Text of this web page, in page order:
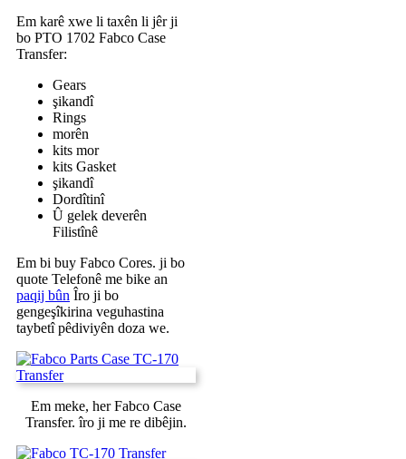
Em karê xwe li taxên li jêr ji
bo PTO 1702 Fabco Case
Transfer:
Gears
şikandî
Rings
morên
kits mor
kits Gasket
şikandî
Dordîtinî
Û gelek deverên
Filistînê
Em bi buy Fabco Cores. ji bo
quote Telefonê me bike an
paqij bûn Îro ji bo
gengeşîkirina veguhastina
taybetî pêdiviyên doza we.
Em meke, her Fabco Case
Transfer. îro ji me re dibêjin.